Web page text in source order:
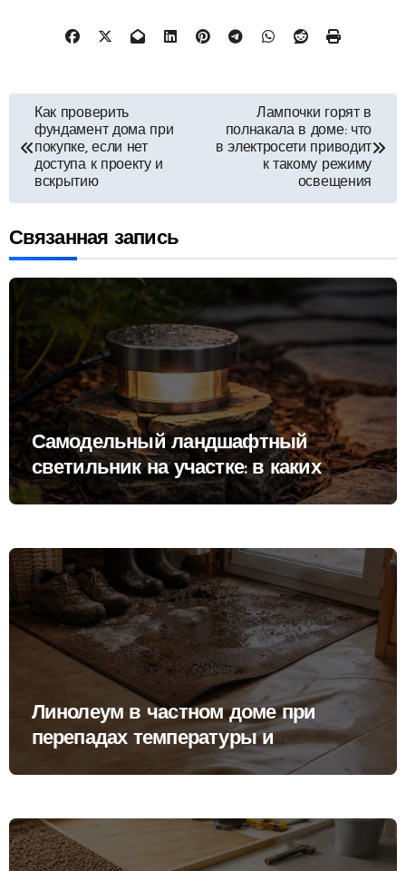
Навигация
по
записям
Как проверить
фундамент дома при
покупке, если нет
доступа к проекту и
вскрытию
Лампочки горят в
полнакала в доме: что
в электросети приводит
к такому режиму
освещения
Связанная запись
Самодельный ландшафтный
светильник на участке: в каких
условиях он действительно
проблемы
Линолеум в частном доме при
перепадах температуры и
влажности: где он работает
подводить